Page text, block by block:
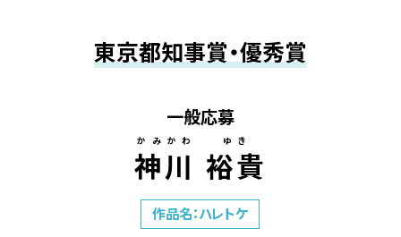
東京都知事賞・優秀賞
一般応募
神川 裕貴
かみかわ ゆき
作品名：ハレトケ